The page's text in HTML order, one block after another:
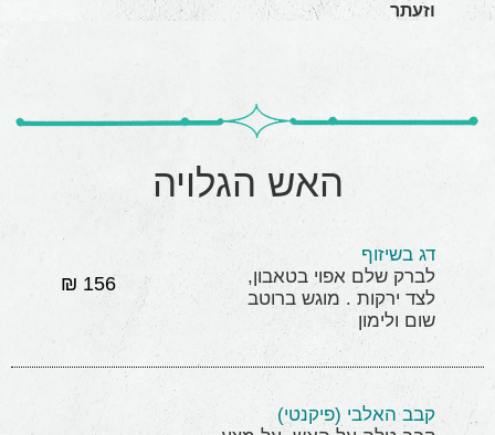
וזעתר
האש הגלויה
דג בשיזוף
לברק שלם אפוי בטאבון,
לצד ירקות . מוגש ברוטב
שום ולימון
156 ₪
קבב האלבי (פיקנטי)